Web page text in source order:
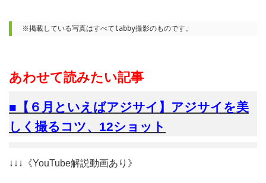
※掲載している写真はすべてtabby撮影のものです。
あわせて読みたい記事
■【６月といえばアジサイ】アジサイを美
しく撮るコツ、12ショット
↓↓↓《YouTube解説動画あり》